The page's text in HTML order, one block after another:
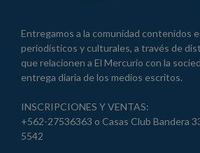
Entregamos a la comunidad contenidos
periodísticos y culturales, a través de
que relacionen a El Mercurio con la
entrega diaria de los medios escritos.
INSCRIPCIONES Y VENTAS:
+562-27536363 o Casas Club Bandera
5542